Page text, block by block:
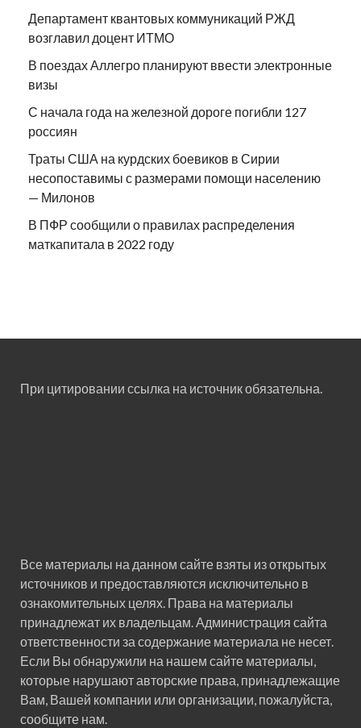
Департамент квантовых коммуникаций РЖД
возглавил доцент ИТМО
В поездах Аллегро планируют ввести электронные
визы
С начала года на железной дороге погибли 127
россиян
Траты США на курдских боевиков в Сирии
несопоставимы с размерами помощи населению
— Милонов
В ПФР сообщили о правилах распределения
маткапитала в 2022 году
При цитировании ссылка на источник обязательна.
Все материалы на данном сайте взяты из открытых
источников и предоставляются исключительно в
ознакомительных целях. Права на материалы
принадлежат их владельцам. Администрация сайта
ответственности за содержание материала не несет.
Если Вы обнаружили на нашем сайте материалы,
которые нарушают авторские права, принадлежащие
Вам, Вашей компании или организации, пожалуйста,
сообщите нам.